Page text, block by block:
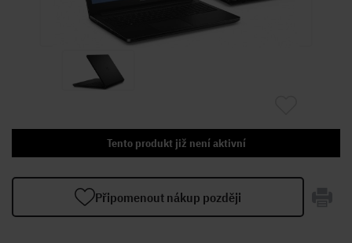
Tento produkt již není aktivní
Připomenout nákup později